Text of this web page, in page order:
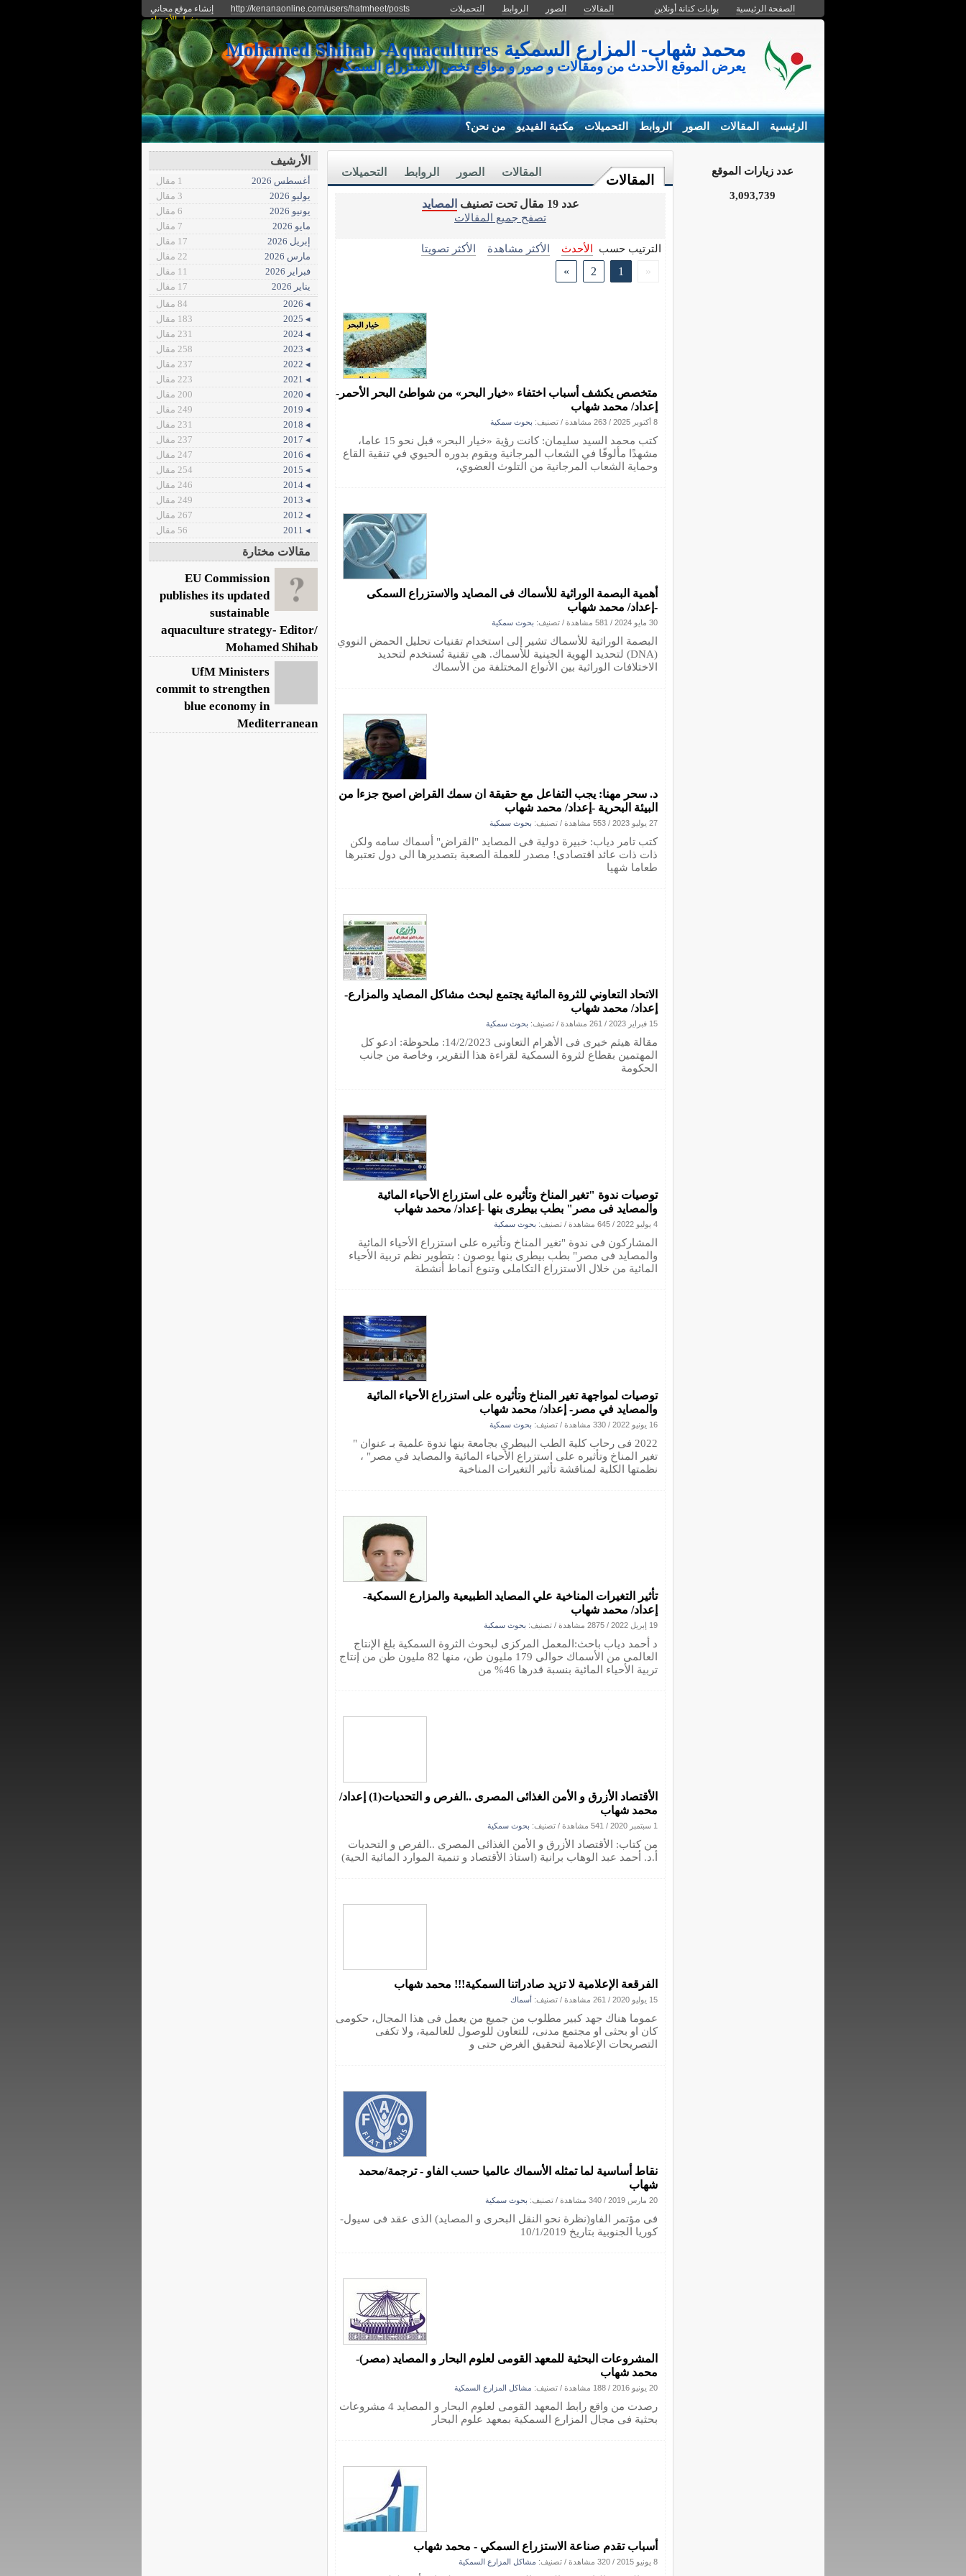
الصفحة الرئيسية بوابات كنانة أونلاين المقالات الصور الروابط التحميلات http://kenanaonline.com/users/hatmheet/posts
إنشاء موقع مجاني
دخول الأعضاء
محمد شهاب- المزارع السمكية Mohamed Shihab -Aquacultures
يعرض الموقع الأحدث من ومقالات و صور و مواقع تخص الاستزراع السمكى
الرئيسية المقالات الصور الروابط التحميلات مكتبة الفيديو من نحن؟
المقالات
التحميلات الروابط الصور المقالات
عدد 19 مقال تحت تصنيف
المصايد
تصفح جميع المقالات
الترتيب حسب الأحدث الأكثر مشاهدة
الأكثر تصويتا
«
1
2
»
متخصص يكشف أسباب اختفاء «خيار البحر» من شواطئ البحر الأحمر-
إعداد/ محمد شهاب
8 أكتوبر 2025 / 263 مشاهدة / تصنيف: بحوث سمكية
كتب محمد السيد سليمان: كانت رؤية «خيار البحر» قبل نحو 15 عاما،
مشهدًا مألوفًا في الشعاب المرجانية ويقوم بدوره الحيوي في تنقية القاع
وحماية الشعاب المرجانية من التلوث العضوي،
أهمية البصمة الوراثية للأسماك فى المصايد والاستزراع السمكى
-إعداد/ محمد شهاب
30 مايو 2024 / 581 مشاهدة / تصنيف: بحوث سمكية
البصمة الوراثية للأسماك تشير إلى استخدام تقنيات تحليل الحمض النووي
(DNA) لتحديد الهوية الجينية للأسماك. هي تقنية تُستخدم لتحديد
الاختلافات الوراثية بين الأنواع المختلفة من الأسماك
د. سحر مهنا: يجب التفاعل مع حقيقة ان سمك القراض اصبح جزءا من
البيئة البحرية -إعداد/ محمد شهاب
27 يوليو 2023 / 553 مشاهدة / تصنيف: بحوث سمكية
كتب تامر دياب: خبيرة دولية فى المصايد "القراض" أسماك سامه ولكن
ذات ذات عائد اقتصادى! مصدر للعملة الصعبة بتصديرها الى دول تعتبرها
طعاما شهيا
الاتحاد التعاوني للثروة المائية يجتمع لبحث مشاكل المصايد والمزارع-
إعداد/ محمد شهاب
15 فبراير 2023 / 261 مشاهدة / تصنيف: بحوث سمكية
مقالة هيثم خيرى فى الأهرام التعاونى 14/2/2023: ملحوظة: ادعو كل
المهتمين بقطاع لثروة السمكية لقراءة هذا التقرير، وخاصة من جانب
الحكومة
توصيات ندوة "تغير المناخ وتأثيره على استزراع الأحياء المائية
والمصايد فى مصر" بطب بيطرى بنها -إعداد/ محمد شهاب
4 يوليو 2022 / 645 مشاهدة / تصنيف: بحوث سمكية
‏المشاركون فى ندوة "تغير المناخ وتأثيره على استزراع الأحياء المائية
والمصايد فى مصر" بطب بيطرى بنها يوصون : بتطوير نظم تربية الأحياء
المائية من خلال الاستزراع التكاملى وتنوع أنماط أنشطة
توصيات لمواجهة تغير المناخ وتأثيره على استزراع الأحياء المائية
والمصايد في مصر- إعداد/ محمد شهاب
16 يونيو 2022 / 330 مشاهدة / تصنيف: بحوث سمكية
2022 فى رحاب كلية الطب البيطري بجامعة بنها ندوة علمية بـ عنوان "
تغير المناخ وتأثيره على استزراع الأحياء المائية والمصايد في مصر" ،
نظمتها الكلية لمناقشة تأثير التغيرات المناخية
تأثير التغيرات المناخية علي المصايد الطبيعية والمزارع السمكية-
إعداد/ محمد شهاب
19 إبريل 2022 / 2875 مشاهدة / تصنيف: بحوث سمكية
د أحمد دياب باحث:المعمل المركزى لبحوث الثروة السمكية بلغ الإنتاج
العالمى من الأسماك حوالى 179 مليون طن، منها 82 مليون طن من إنتاج
تربية الأحياء المائية بنسبة قدرها 46% من
الأقتصاد الأزرق و الأمن الغذائى المصرى ..الفرص و التحديات(1) إعداد/
محمد شهاب
1 سبتمبر 2020 / 541 مشاهدة / تصنيف: بحوث سمكية
من كتاب: الأقتصاد الأزرق و الأمن الغذائى المصرى ..الفرص و التحديات
أ.د. أحمد عبد الوهاب برانية (استاذ الأقتصاد و تنمية الموارد المائية الحية)
الفرقعة الإعلامية لا تزيد صادراتنا السمكية!!! محمد شهاب
15 يوليو 2020 / 261 مشاهدة / تصنيف: أسماك
عموما هناك جهد كبير مطلوب من جميع من يعمل فى هذا المجال، حكومى
كان او بحثى او مجتمع مدنى، للتعاون للوصول للعالمية، ولا تكفى
التصريحات الإعلامية لتحقيق الغرض حتى و
نقاط أساسية لما تمثله الأسماك عالميا حسب الفاو - ترجمة/محمد
شهاب
20 مارس 2019 / 340 مشاهدة / تصنيف: بحوث سمكية
فى مؤتمر الفاو(نظرة نحو النقل البحرى و المصايد) الذى عقد فى سيول-
كوريا الجنوبية بتاريخ 10/1/2019
المشروعات البحثية للمعهد القومى لعلوم البحار و المصايد (مصر)-
محمد شهاب
20 يونيو 2016 / 188 مشاهدة / تصنيف: مشاكل المزارع السمكية
رصدت من واقع رابط المعهد القومى لعلوم البحار و المصايد 4 مشروعات
بحثية فى مجال المزارع السمكية بمعهد علوم البحار
أسباب تقدم صناعة الاستزراع السمكي - محمد شهاب
8 يونيو 2015 / 320 مشاهدة / تصنيف: مشاكل المزارع السمكية
عدد زيارات الموقع
3,093,739
الأرشيف
أغسطس 2026
1 مقال
يوليو 2026
3 مقال
يونيو 2026
6 مقال
مايو 2026
7 مقال
إبريل 2026
17 مقال
مارس 2026
22 مقال
فبراير 2026
11 مقال
يناير 2026
17 مقال
◂ 2026
84 مقال
◂ 2025
183 مقال
◂ 2024
231 مقال
◂ 2023
258 مقال
◂ 2022
237 مقال
◂ 2021
223 مقال
◂ 2020
200 مقال
◂ 2019
249 مقال
◂ 2018
231 مقال
◂ 2017
237 مقال
◂ 2016
247 مقال
◂ 2015
254 مقال
◂ 2014
246 مقال
◂ 2013
249 مقال
◂ 2012
267 مقال
◂ 2011
56 مقال
مقالات مختارة
EU Commission
publishes its updated
sustainable
aquaculture strategy- Editor/
Mohamed Shihab
UfM Ministers
commit to strengthen
blue economy in
Mediterranean